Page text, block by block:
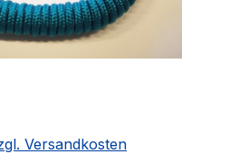
Versandkosten